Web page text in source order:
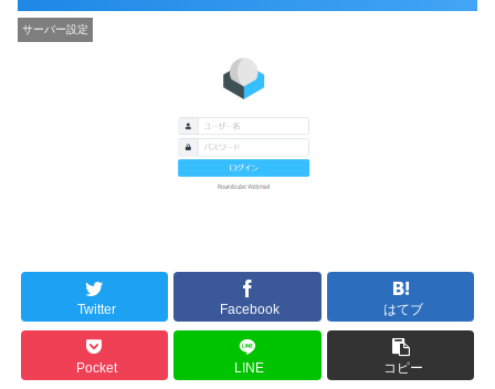
サーバー設定
Twitter Facebook はてブ
Pocket LINE コピー